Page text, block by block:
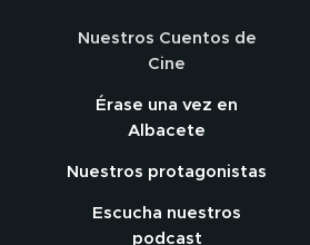
Nuestros Cuentos de
Cine
Érase una vez en
Albacete
Nuestros protagonistas
Escucha nuestros
podcast